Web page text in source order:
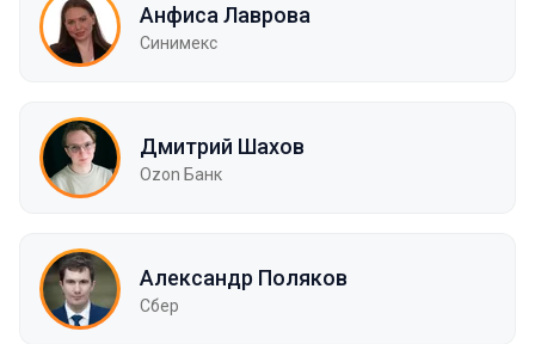
Анфиса Лаврова
Синимекс
Дмитрий Шахов
Ozon Банк
Александр Поляков
Сбер